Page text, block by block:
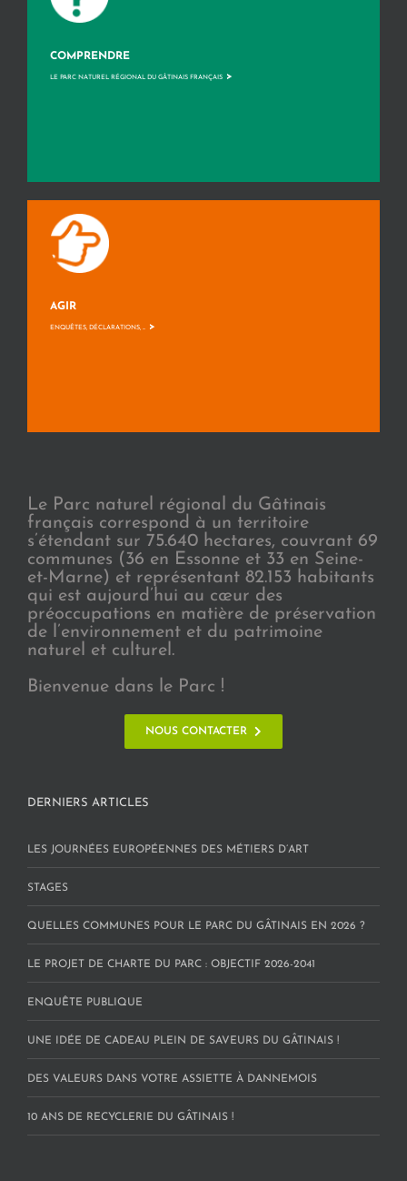
COMPRENDRE
LE PARC NATUREL RÉGIONAL DU GÂTINAIS FRANÇAIS >
AGIR
ENQUÊTES, DÉCLARATIONS, ... >
Le Parc naturel régional du Gâtinais
français correspond à un territoire
s’étendant sur 75.640 hectares, couvrant 69
communes (36 en Essonne et 33 en Seine-
et-Marne) et représentant 82.153 habitants
qui est aujourd’hui au cœur des
préoccupations en matière de préservation
de l’environnement et du patrimoine
naturel et culturel.
Bienvenue dans le Parc !
NOUS CONTACTER
DERNIERS ARTICLES
LES JOURNÉES EUROPÉENNES DES MÉTIERS D’ART
STAGES
QUELLES COMMUNES POUR LE PARC DU GÂTINAIS EN 2026 ?
LE PROJET DE CHARTE DU PARC : OBJECTIF 2026-2041
ENQUÊTE PUBLIQUE
UNE IDÉE DE CADEAU PLEIN DE SAVEURS DU GÂTINAIS !
DES VALEURS DANS VOTRE ASSIETTE À DANNEMOIS
10 ANS DE RECYCLERIE DU GÂTINAIS !